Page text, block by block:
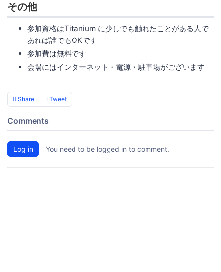
その他
参加資格はTitanium に少しでも触れたことがある人で
あれば誰でもOKです
参加費は無料です
会場にはインターネット・電源・駐車場がございます
Share Tweet
Comments
Log in You need to be logged in to comment.